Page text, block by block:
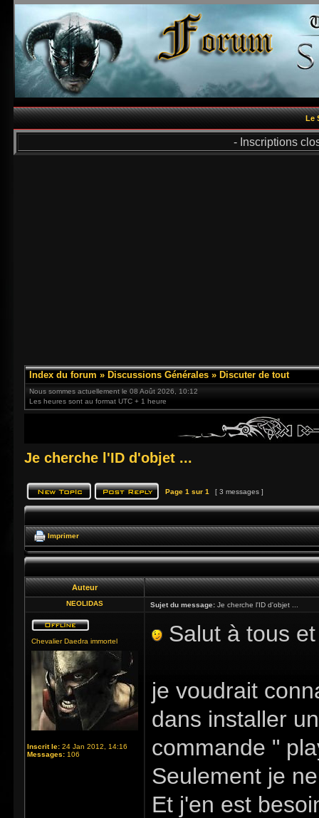
Le
- Inscriptions
Index du forum » Discussions Générales » Discuter de tout
Nous sommes actuellement le 08 Août 2026, 10:12
Les heures sont au format UTC + 1 heure
Je cherche l'ID d'objet ...
Page 1 sur 1 [ 3 messages ]
Imprimer
Auteur
NEOLIDAS Sujet du message: Je cherche l'ID d'objet ...
Chevalier Daedra immortel
Inscrit le: 24 Jan 2012, 14:16
Messages: 106
Salut à tous
je voudrait
dans installer
commande "
Seulement je
Et j'en est